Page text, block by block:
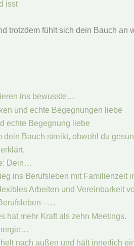
isst
trotzdem fühlt sich dein Bauch an
ins bewusste…
echte Begegnung liebe
Dein…
–…